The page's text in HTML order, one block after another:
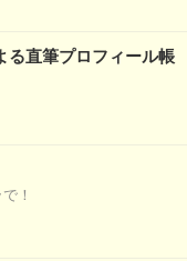
る直筆プロフィール帳
！